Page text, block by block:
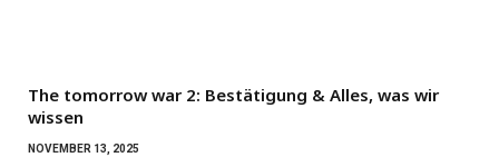
The tomorrow war 2: Bestätigung & Alles, was wir
wissen
NOVEMBER 13, 2025